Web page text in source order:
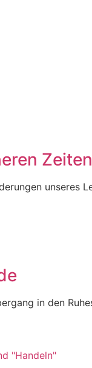
Zeiten
unseres
in den